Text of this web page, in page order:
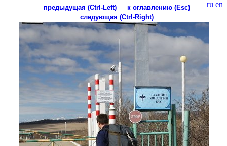
ru en
предыдущая (Ctrl-Left)
к оглавлению (Esc)
следующая (Ctrl-Right)